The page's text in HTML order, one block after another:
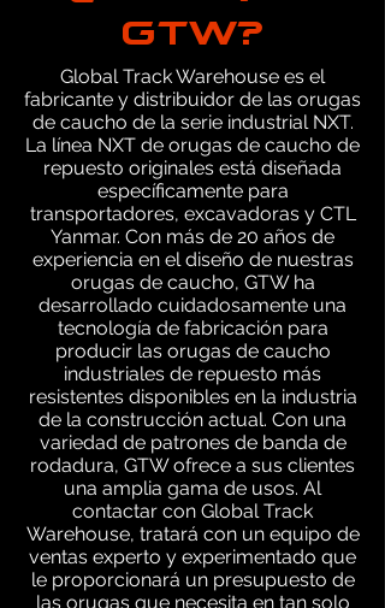
GTW?
Global Track Warehouse es el
fabricante y distribuidor de las orugas
de caucho de la serie industrial NXT.
La línea NXT de orugas de caucho de
repuesto originales está diseñada
específicamente para
transportadores, excavadoras y CTL
Yanmar. Con más de 20 años de
experiencia en el diseño de nuestras
orugas de caucho, GTW ha
desarrollado cuidadosamente una
tecnología de fabricación para
producir las orugas de caucho
industriales de repuesto más
resistentes disponibles en la industria
de la construcción actual. Con una
variedad de patrones de banda de
rodadura, GTW ofrece a sus clientes
una amplia gama de usos. Al
contactar con Global Track
Warehouse, tratará con un equipo de
ventas experto y experimentado que
le proporcionará un presupuesto de
las orugas que necesita en tan solo